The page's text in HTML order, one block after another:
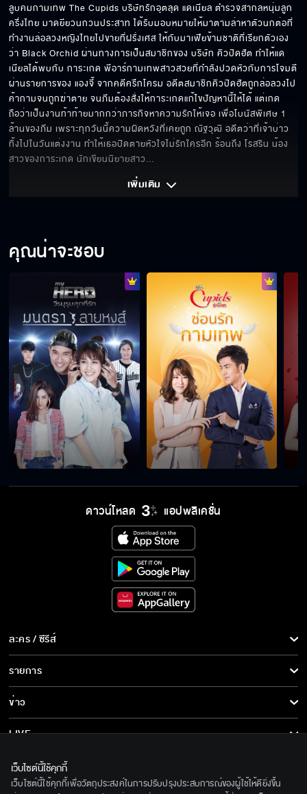
ลูบคมกามเทพ The Cupids บริษัทรักอุตลุด แดเนียล ตำรวจสากลหนุ่มลูก
ครึ่งไทย มาดยียวนกวนประสาท ได้รับมอบหมายให้มาตามล่าหาตัวนกต่อที่
ทำงานล่อลวงหญิงไทยไปขายที่ฝรั่งเศส ให้กับมาเฟียข้ามชาติที่เรียกตัวเอง
ว่า Black Orchid ผ่านทางการเป็นสมาชิกของ บริษัท คิวปิดฮัต ทำให้แด
เนียลได้พบกับ การะเกด พีอาร์กามเทพสาวสวยที่กำลังปวดหัวกับการโจมตี
ผ่านรายการของ แองจี้ จากคดีครึกโครม อดีตสมาชิกคิวปิดฮัตถูกล่อลวงไป
ค้ากามจนถูกฆ่าตาย จนภีมต้องสั่งให้การะเกดแก้ไขปัญหานี้ให้ได้ แต่เกด
ถือว่าเป็นงานท้าท้ายมากกว่าภารกิจหาความรักให้เจอ เพื่อโบนัสพิเศษ 1
ล้านของภีม เพราะทุกวันนี้ความผิดหวังที่เคยถูก ณัฐวุฒิ อดีตว่าที่เจ้าบ่าว
ทิ้งไปในวันแต่งงาน ทำให้เธอปิดตายหัวใจไม่รักใครอีก ร้อนถึง โรสริน น้อง
สาวของการะเกด นักเขียนนิยายสาว...
เพิ่มเติม
คุณน่าจะชอบ
ดาวน์โหลด แอปพลิเคชั่น
ละคร / ซีรีส์
ละคร/ซีรีส์
ซีรีส์นานาชาติ
การ์ตูน & เกม
รายการ
รายการทั้งหมด
ข่าว
ข่าวทั้งหมด
ข่าวประชาสัมพันธ์
LIVE
เกี่ยวกับเรา
BEC World
เว็บไซต์นี้ใช้คุกกี้
เว็บไซต์นี้ใช้คุกกี้เพื่อวัตถุประสงค์ในการปรับปรุงประสบการณ์ของผู้ใช้ให้ดียิ่งขึ้น